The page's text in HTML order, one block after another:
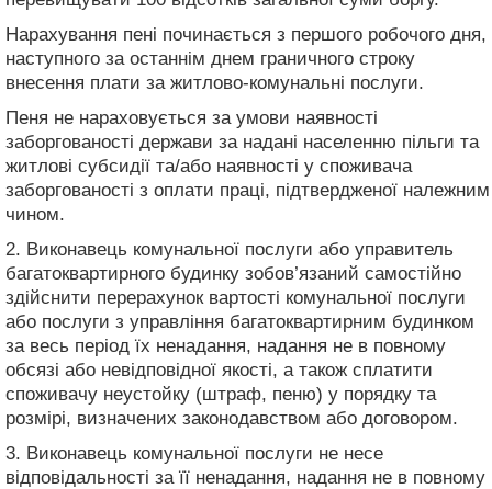
Нарахування пені починається з першого робочого дня,
наступного за останнім днем граничного строку
внесення плати за житлово-комунальні послуги.
Пеня не нараховується за умови наявності
заборгованості держави за надані населенню пільги та
житлові субсидії та/або наявності у споживача
заборгованості з оплати праці, підтвердженої належним
чином.
2. Виконавець комунальної послуги або управитель
багатоквартирного будинку зобов’язаний самостійно
здійснити перерахунок вартості комунальної послуги
або послуги з управління багатоквартирним будинком
за весь період їх ненадання, надання не в повному
обсязі або невідповідної якості, а також сплатити
споживачу неустойку (штраф, пеню) у порядку та
розмірі, визначених законодавством або договором.
3. Виконавець комунальної послуги не несе
відповідальності за її ненадання, надання не в повному